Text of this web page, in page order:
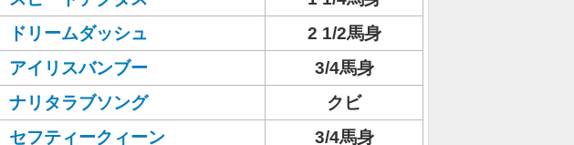
ドリームダッシュ
2 1/2馬身
アイリスバンブー
3/4馬身
ナリタラブソング
クビ
セフティークィーン
3/4馬身